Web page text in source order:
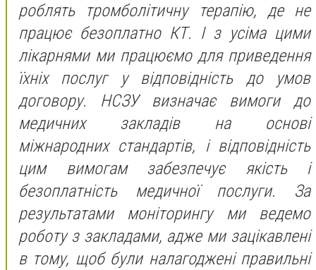
роблять тромболітичну терапію, де не
працює безоплатно КТ. І з усіма цими
лікарнями ми працюємо для приведення
їхніх послуг у відповідність до умов
договору. НСЗУ визначає вимоги до
медичних закладів на основі
міжнародних стандартів, і відповідність
цим вимогам забезпечує якість і
безоплатність медичної послуги. За
результатами моніторингу ми ведемо
роботу з закладами, адже ми зацікавлені
в тому, щоб були налагоджені правильні